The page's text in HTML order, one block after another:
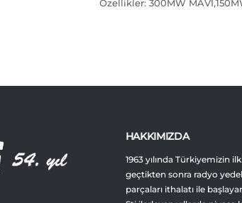
Özellikler: 300MW
HAKKIMIZDA
1963 yılında Türkiyemizin
geçtikten sonra radyo
parçaları ithalatı ile